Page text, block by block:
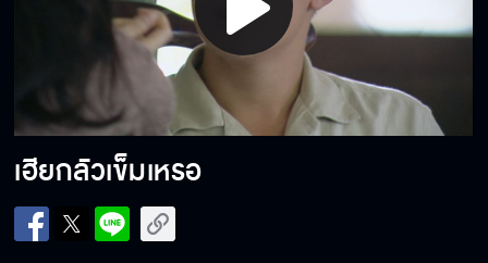
Play
Video
เฮียกลัวเข็มเหรอ
ทำไมไม่หวงเหมือนเมื่อก่อน
แค่ยิ้มก็น่ารัก